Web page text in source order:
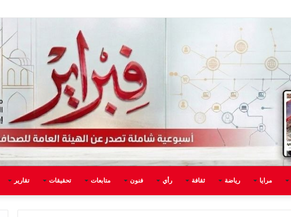
مرايا رياضة ثقافة رأي فنون متابعات تحقيقات تقارير